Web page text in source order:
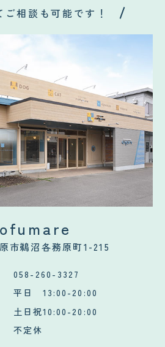
ご相談も可能です！
市鵜沼各務原町1-215
058-260-3327
平日 13:00-20:00
土日祝10:00-20:00
不定休